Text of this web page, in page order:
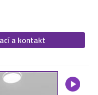
a kontakt